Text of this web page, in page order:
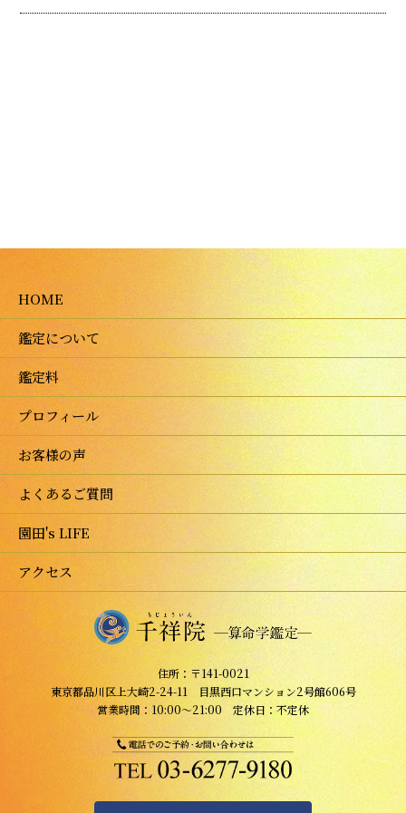
HOME
鑑定について
鑑定料
プロフィール
お客様の声
よくあるご質問
園田's LIFE
アクセス
住所：〒141-0021
東京都品川区上大崎2-24-11 目黒西口マンション2号館606号
営業時間：10:00～21:00 定休日：不定休